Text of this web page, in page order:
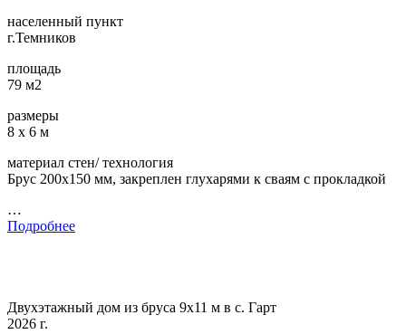
населенный пункт
г.Темников
площадь
79 м2
размеры
8 х 6 м
материал стен/ технология
Брус 200х150 мм, закреплен глухарями к сваям с прокладкой
…
Подробнее
Двухэтажный дом из бруса 9х11 м в с. Гарт
2026 г.